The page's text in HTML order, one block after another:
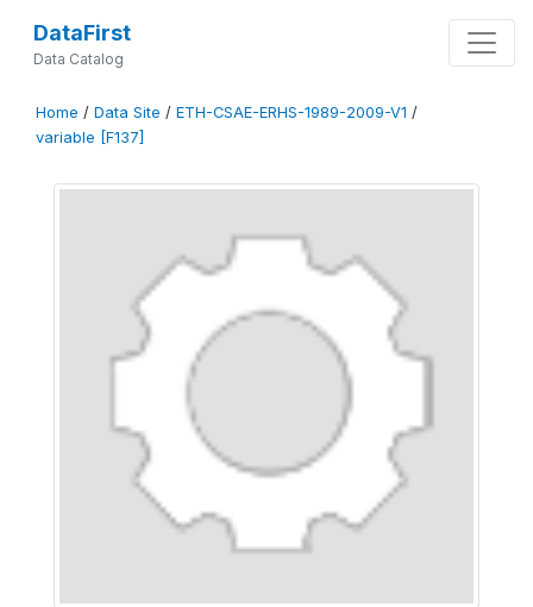
DataFirst
Data Catalog
Home / Data Site / ETH-CSAE-ERHS-1989-2009-V1 /
variable [F137]